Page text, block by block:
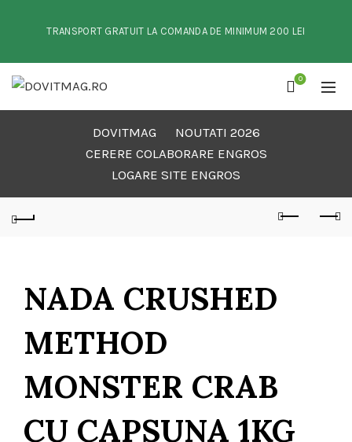
TRANSPORT GRATUIT LA COMANDA DE MINIMUM 200 LEI
0
DOVITMAG
NOUTATI 2026
CERERE COLABORARE ENGROS
LOGARE SITE ENGROS
NADA CRUSHED
METHOD
MONSTER CRAB
CU CAPSUNA 1KG